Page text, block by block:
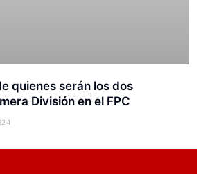
quienes serán los dos
División en el FPC